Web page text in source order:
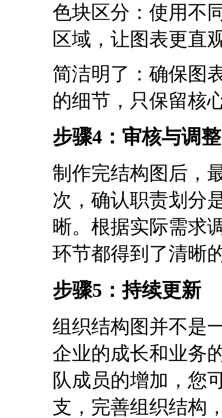
色块区分：使用不
区域，让图表更直
简洁明了：确保图
的细节，只保留核
步骤4：审核与调整
制作完结构图后，
次，确认职责划分
晰。根据实际需求
环节都得到了清晰
步骤5：持续更新
组织结构图并不是
企业的成长和业务
队成员的增加，您
支，完善组织结构